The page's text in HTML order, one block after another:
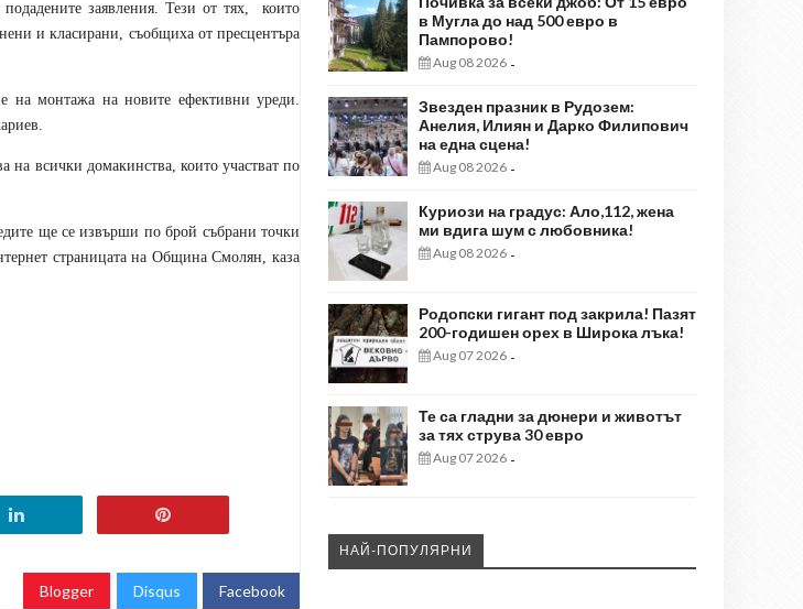
заявления. Тези от тях, които
и класирани, съобщиха от пресцентъра
монтажа на новите ефективни уреди.
на всички домакинства, които участват по
ще се извърши по брой събрани точки
страницата на Община Смолян, каза
Blogger Disqus Facebook
в Мугла до над 500 евро в
Пампорово!
Aug 08 2026 -
Звезден празник в Рудозем:
Анелия, Илиян и Дарко Филипович
на една сцена!
Aug 08 2026 -
Куриози на градус: Ало,112, жена
ми вдига шум с любовника!
Aug 08 2026 -
Родопски гигант под закрила! Пазят
200-годишен орех в Широка лъка!
Aug 07 2026 -
Те са гладни за дюнери и животът
за тях струва 30 евро
Aug 07 2026 -
НАЙ-ПОПУЛЯРНИ